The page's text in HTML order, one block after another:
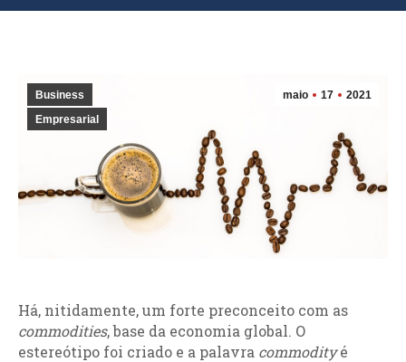
maio 17 2021
Business
Empresarial
Há, nitidamente, um forte preconceito com as
commodities, base da economia global. O
estereótipo foi criado e a palavra commodityé